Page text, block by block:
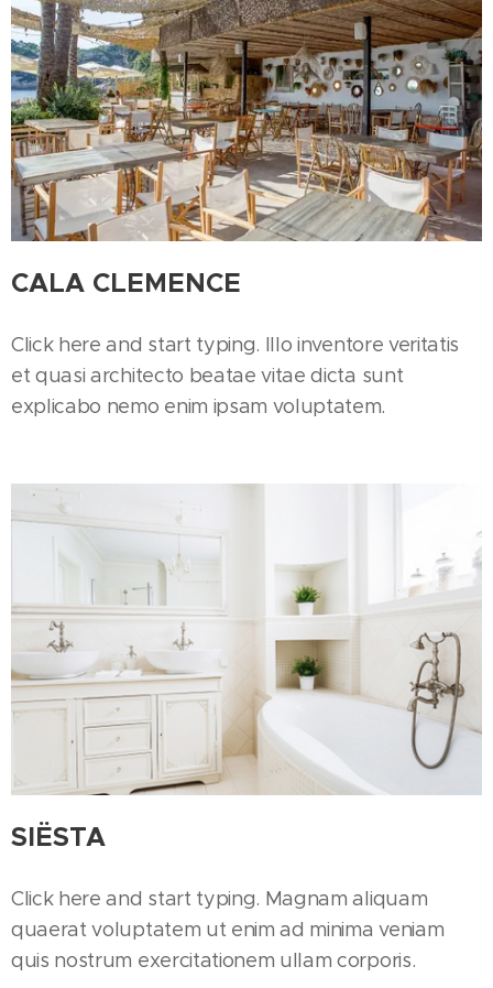
CALA CLEMENCE
Click here and start typing. Illo inventore veritatis
et quasi architecto beatae vitae dicta sunt
explicabo nemo enim ipsam voluptatem.
SIËSTA
Click here and start typing. Magnam aliquam
quaerat voluptatem ut enim ad minima veniam
quis nostrum exercitationem ullam corporis.